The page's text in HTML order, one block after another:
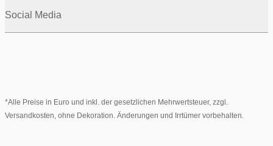
Social Media
*Alle Preise in Euro und inkl. der gesetzlichen Mehrwertsteuer, zzgl.
Versandkosten, ohne Dekoration. Änderungen und Irrtümer vorbehalten.